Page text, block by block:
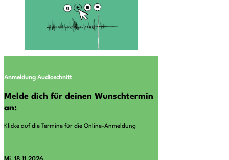
Anmeldung Audioschnitt
Melde dich für deinen Wunschtermin
an:
Klicke auf die Termine für die Online-Anmeldung